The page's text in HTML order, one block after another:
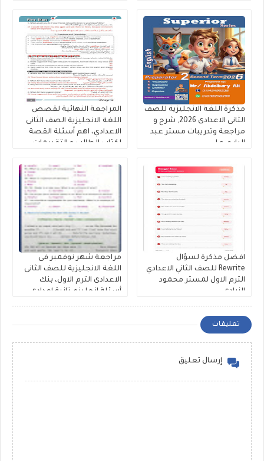
مذكرة اللغة الانجليزية للصف
الثانى الاعدادى 2026, شرح و
مراجعة وتدريبات مستر عبد
الباري علي
المراجعة النهائية لقصص
اللغة الانجليزية الصف الثانى
الاعدادي، اهم أسئلة القصة
لكتاب الطالب و التقييمات
كتاب فايف ستارز
افضل مذكرة لسؤال
Rewrite للصف الثاني الاعدادي
الترم الاول لمستر محمود
الزيادى
مراجعة شهر نوفمبر فى
اللغة الانجليزية للصف الثانى
الاعدادى الترم الاول، بنك
أسئلة إنجليزي تانية اعدادى
تعليقات
إرسال تعليق